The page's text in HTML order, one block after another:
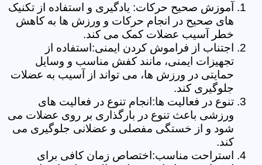
آموزش صحیح حرکات: یادگیری و استفاده از تکنیک
های صحیح در انجام حرکات و ورزش ها به کاهش
خطر آسیب عضلات کمک می کند.
اجتناب از فراموش کردن ایمنی:استفاده از
تجهیزات ایمنی، مانند کفش مناسب و وسایل
حمایتی در ورزش ها، می تواند از آسیب به عضلات
جلوگیری کند.
تنوع در فعالیت ها:انجام تنوع در فعالیت های
ورزشی باعث تنوع در بارگذاری بر روی عضلات می
شود و از خستگی مفصلی و عضلانی جلوگیری می
کند.
استراحت مناسب:اختصاص زمان کافی برای